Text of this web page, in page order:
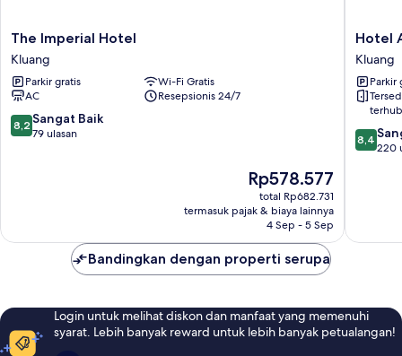
The
Imperial
Hotel
Kluang
The Imperial Hotel
Kluang
Parkir gratis
Wi-Fi Gratis
AC
Resepsionis 24/7
8.2
dari
8,2 Sangat Baik
79 ulasan
Harga
sekarang
Rp578.577
Rp578.577
total Rp682.731
termasuk pajak & biaya lainnya
4 Sep - 5 Sep
Hotel
Anika
Kluang
Hotel
Kluang
Parkir
8.4
dari
8,4
220
Bandingkan dengan properti serupa
Login untuk melihat diskon dan manfaat yang memenuhi
syarat. Lebih banyak reward untuk lebih banyak petualangan!